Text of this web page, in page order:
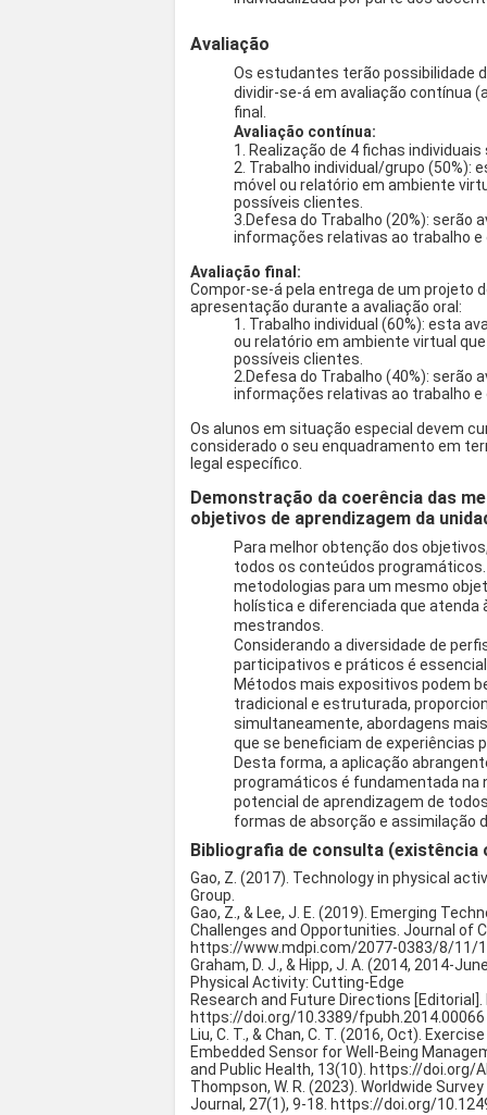
Avaliação
Os estudantes terão possibilidade
dividir-se-á em avaliação contínua
final.
Avaliação contínua:
1. Realização de 4 fichas
2. Trabalho individual/grupo (50%):
móvel ou relatório em ambiente
possíveis clientes.
3.Defesa do Trabalho (20%): serão
informações relativas ao trabalho
Avaliação final:
Compor-se-á pela entrega de um projeto
apresentação durante a avaliação oral:
1. Trabalho individual (60%): esta
ou relatório em ambiente virtual
possíveis clientes.
2.Defesa do Trabalho (40%): serão
informações relativas ao trabalho
Os alunos em situação especial devem
considerado o seu enquadramento em
legal específico.
Demonstração da coerência das
objetivos de aprendizagem da
Para melhor obtenção dos
todos os conteúdos
metodologias para um mesmo
holística e diferenciada que atenda
mestrandos.
Considerando a diversidade de
participativos e práticos é
Métodos mais expositivos podem
tradicional e estruturada,
simultaneamente, abordagens
que se beneficiam de experiências
Desta forma, a aplicação
programáticos é fundamentada na
potencial de aprendizagem de
formas de absorção e assimilação
Bibliografia de consulta
Gao, Z. (2017). Technology in physical
Group.
Gao, Z., & Lee, J. E. (2019). Emerging
Challenges and Opportunities. Journal of
https://www.mdpi.com/2077-0383/8/11/
Graham, D. J., & Hipp, J. A. (2014, 2014-
Physical Activity: Cutting-Edge
Research and Future Directions
https://doi.org/10.3389/fpubh.2014.00066
Liu, C. T., & Chan, C. T. (2016, Oct).
Embedded Sensor for Well-Being
and Public Health, 13(10). https://doi.org/
Thompson, W. R. (2023). Worldwide
Journal, 27(1), 9-18. https://doi.org/